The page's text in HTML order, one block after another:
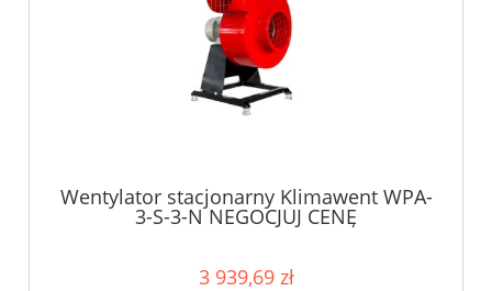
Wentylator stacjonarny Klimawent WPA-
3-S-3-N NEGOCJUJ CENĘ
3 939,69 zł